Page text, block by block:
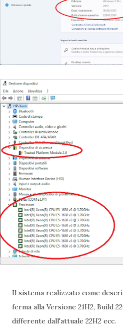
Il sistema realizzato come
ferma alla Versione 21H2, Build
differente dall'attuale 22H2 ecc.